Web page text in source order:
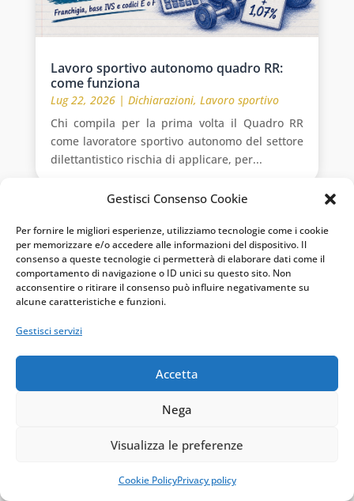
Gestisci Consenso Cookie
Per fornire le migliori esperienze, utilizziamo tecnologie come i cookie
per memorizzare e/o accedere alle informazioni del dispositivo. Il
consenso a queste tecnologie ci permetterà di elaborare dati come il
comportamento di navigazione o ID unici su questo sito. Non
acconsentire o ritirare il consenso può influire negativamente su
alcune caratteristiche e funzioni.
Gestisci servizi
Accetta
Nega
Visualizza le preferenze
Cookie PolicyPrivacy policy
Lavoro sportivo autonomo quadro RR:
come funziona
Lug 22, 2026| Dichiarazioni, Lavoro sportivo
Chi compila per la prima volta il Quadro RR
come lavoratore sportivo autonomo del settore
dilettantistico rischia di applicare, per...
Sponsorizzazioni sportive dilettantistiche:
come evitare la riqualificazione
Lug 22, 2026 |
Enti Sportivi dilettantistici
dilettantistica sembra un'operazione